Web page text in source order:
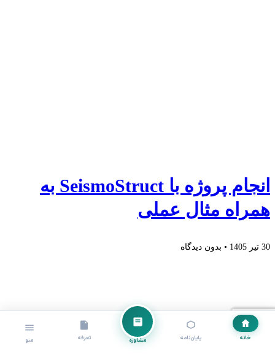
خانه پایان‌نامه مشاوره تعرفه منو
انجام پروژه با SeismoStruct به
همراه مثال عملی
30 تیر 1405 بدون دیدگاه